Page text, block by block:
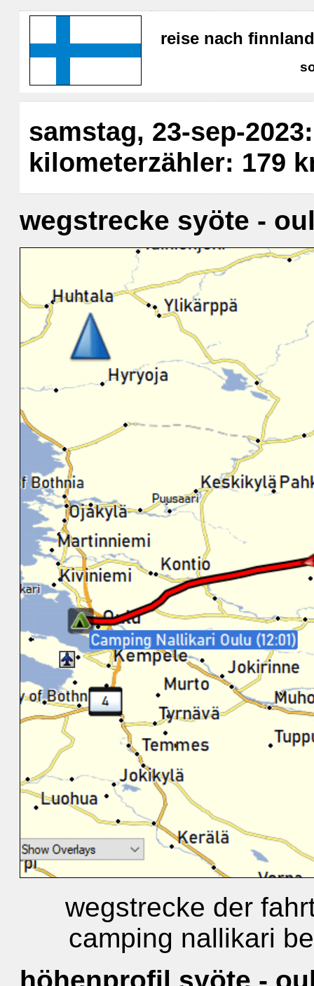
reise nach
samstag, 23-sep-
kilometerzähler: 179
wegstrecke syöte -
wegstrecke der
camping nallikari
höhenprofil syöte -